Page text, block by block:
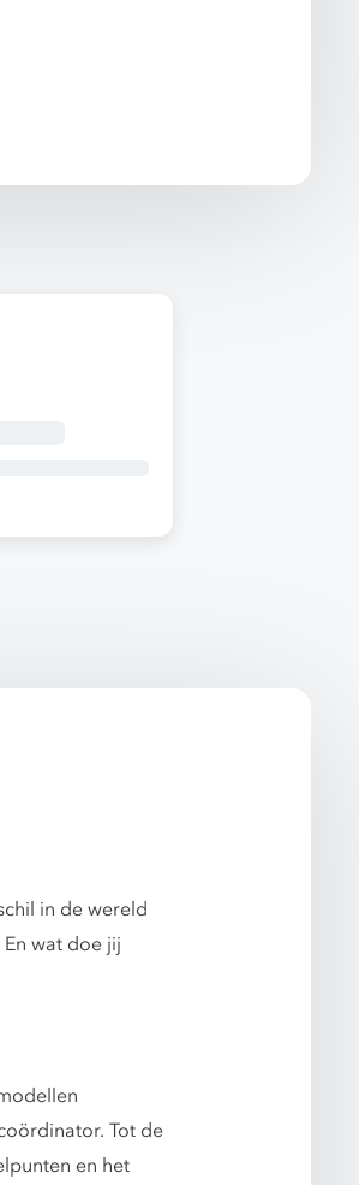
in de wereld
wat doe jij
Tot de
en het